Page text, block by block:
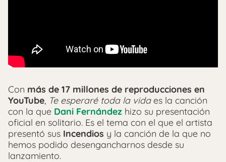
Con más de 17 millones de reproducciones en
YouTube, Te esperaré toda la vidaes la canción
con la que Dani Fernández hizo su presentación
oficial en solitario. Es el tema con el que el artista
presentó sus Incendios y la canción de la que no
hemos podido desengancharnos desde su
lanzamiento.